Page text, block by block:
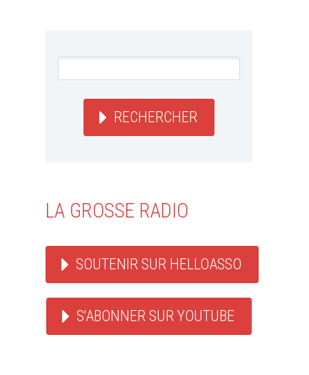
RECHERCHER
LA GROSSE RADIO
SOUTENIR SUR HELLOASSO
S'ABONNER SUR YOUTUBE